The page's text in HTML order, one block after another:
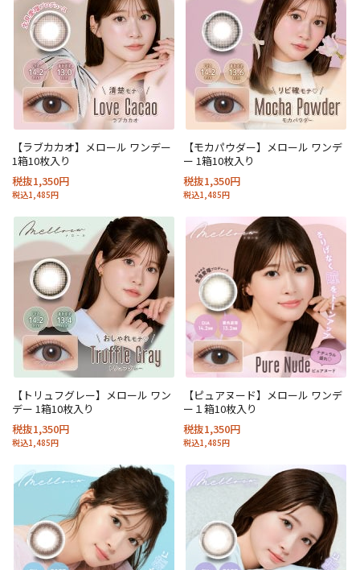
【ラブカカオ】メロール ワンデー
1箱10枚入り
税抜1,350円
税込1,485円
【モカパウダー】メロール ワンデ
ー 1箱10枚入り
税抜1,350円
税込1,485円
【トリュフグレー】メロール ワン
デー 1箱10枚入り
税抜1,350円
税込1,485円
【ピュアヌード】メロール ワンデ
ー１箱10枚入り
税抜1,350円
税込1,485円